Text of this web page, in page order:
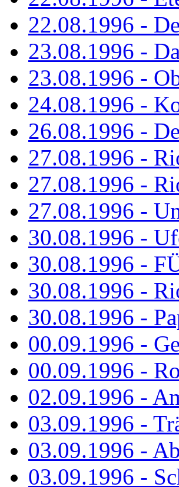
22.08.1996 -
23.08.1996 -
23.08.1996 -
24.08.1996 -
26.08.1996 -
27.08.1996 -
27.08.1996 -
27.08.1996 -
30.08.1996 -
30.08.1996 -
30.08.1996 -
30.08.1996 -
00.09.1996 -
00.09.1996 -
02.09.1996 -
03.09.1996 -
03.09.1996 -
03.09.1996 -